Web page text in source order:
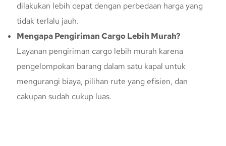
dilakukan lebih cepat dengan perbedaan harga yang
tidak terlalu jauh.
Mengapa Pengiriman Cargo Lebih Murah?
Layanan pengiriman cargo lebih murah karena
pengelompokan barang dalam satu kapal untuk
mengurangi biaya, pilihan rute yang efisien, dan
cakupan sudah cukup luas.